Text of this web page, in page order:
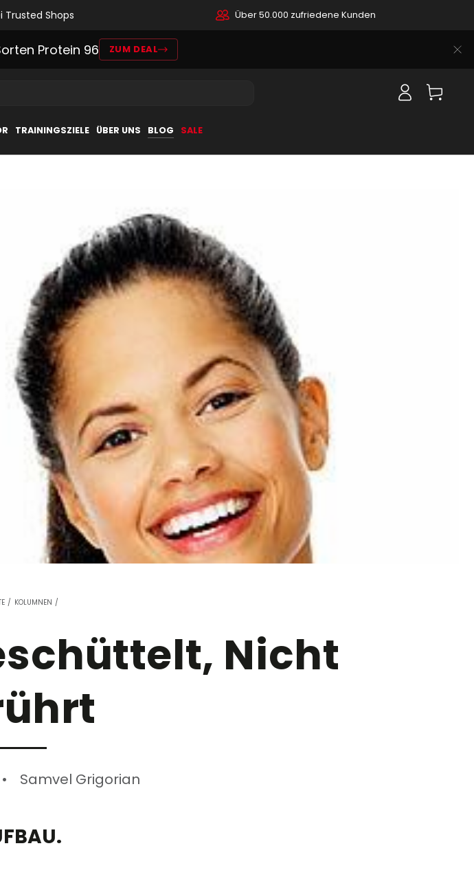
Trusted Shops Über 50.000 zufriedene Kunden
Protein 96 ZUM DEAL
TRAININGSZIELE ÜBER UNS BLOG SALE
Einloggen
Warenkorb
/ KOLUMNEN /
Nicht
Samvel Grigorian